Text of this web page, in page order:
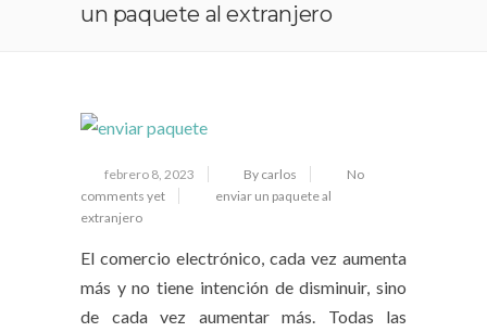
un paquete al extranjero
febrero 8, 2023 By carlos
No
comments yet
enviar un paquete al
extranjero
El comercio electrónico, cada vez aumenta
más y no tiene intención de disminuir, sino
de cada vez aumentar más. Todas las